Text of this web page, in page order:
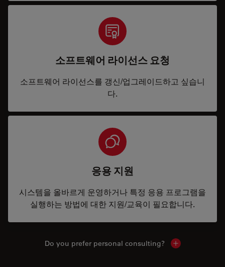
소프트웨어 라이선스 요청
소프트웨어 라이선스를 갱신/업그레이드하고 싶습니
다.
응용 지원
시스템을 올바르게 운영하거나 특정 응용 프로그램을
실행하는 방법에 대한 지원/교육이 필요합니다.
Do you prefer personal consulting? Show local